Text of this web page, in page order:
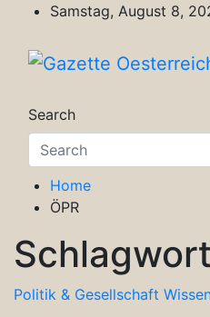
content
Samstag, August 8,
Search
Home
ÖPR
Politik & Gesellschaft